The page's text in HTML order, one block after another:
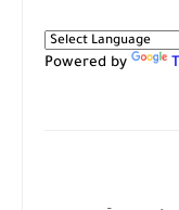
Powered by